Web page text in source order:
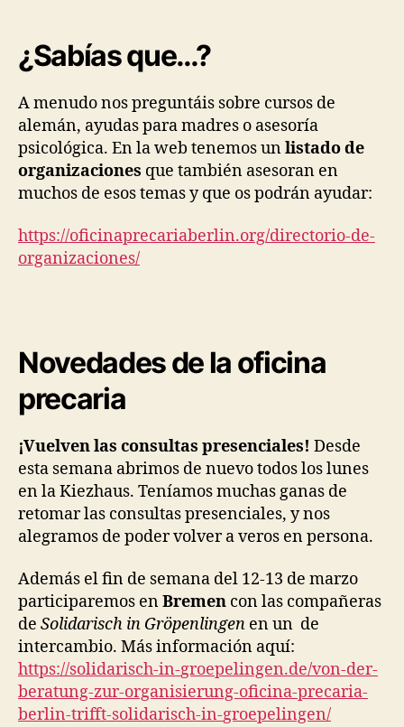
¿Sabías que…?
A menudo nos preguntáis sobre cursos de
alemán, ayudas para madres o asesoría
psicológica. En la web tenemos unlistado de
organizaciones que también asesoran en
muchos de esos temas y que os podrán ayudar:
https://oficinaprecariaberlin.org/directorio-de-
organizaciones/
Novedades de la oficina
precaria
¡Vuelven las consultas presenciales! Desde
esta semana abrimos de nuevo todos los lunes
en la Kiezhaus. Teníamos muchas ganas de
retomar las consultas presenciales, y nos
alegramos de poder volver a veros en persona.
Además el fin de semana del 12-13 de marzo
participaremos enBremen con las compañeras
de Solidarisch in Gröpenlingen en un de
intercambio. Más información aquí:
https://solidarisch-in-groepelingen.de/von-der-
beratung-zur-organisierung-oficina-precaria-
berlin-trifft-solidarisch-in-groepelingen/